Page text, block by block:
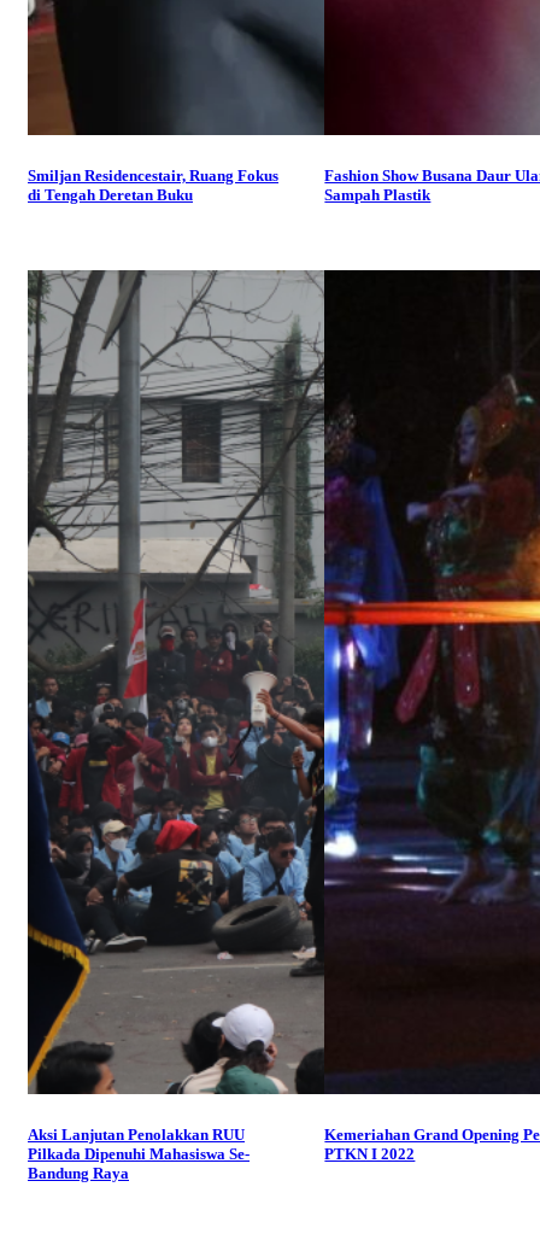
Smiljan Residencestair, Ruang Fokus
di Tengah Deretan Buku
Fashion Show Busana Daur
Sampah Plastik
Aksi Lanjutan Penolakkan RUU
Pilkada Dipenuhi Mahasiswa Se-
Bandung Raya
Kemeriahan Grand Opening
PTKN I 2022